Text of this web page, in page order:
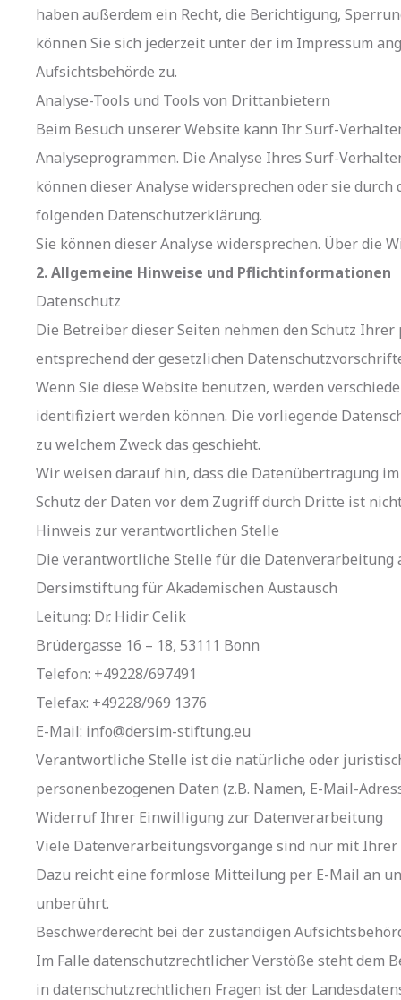
haben außerdem ein Recht, die Berichtigung,
können Sie sich jederzeit unter der im Impressum
Aufsichtsbehörde zu.
Analyse-Tools und Tools von Drittanbietern
Beim Besuch unserer Website kann Ihr Surf-
Analyseprogrammen. Die Analyse Ihres Surf-
können dieser Analyse widersprechen oder sie
folgenden Datenschutzerklärung.
Sie können dieser Analyse widersprechen. Über die
2. Allgemeine Hinweise und Pflichtinformationen
Datenschutz
Die Betreiber dieser Seiten nehmen den Schutz
entsprechend der gesetzlichen
Wenn Sie diese Website benutzen, werden
identifiziert werden können. Die vorliegende
zu welchem Zweck das geschieht.
Wir weisen darauf hin, dass die Datenübertragung
Schutz der Daten vor dem Zugriff durch Dritte ist
Hinweis zur verantwortlichen Stelle
Die verantwortliche Stelle für die Datenverarbeitung
Dersimstiftung für Akademischen Austausch
Leitung: Dr. Hidir Celik
Brüdergasse 16 – 18, 53111 Bonn
Telefon: +49228/697491
Telefax: +49228/969 1376
E-Mail: info@dersim-stiftung.eu
Verantwortliche Stelle ist die natürliche oder
personenbezogenen Daten (z.B. Namen, E-Mail-
Widerruf Ihrer Einwilligung zur Datenverarbeitung
Viele Datenverarbeitungsvorgänge sind nur mit
Dazu reicht eine formlose Mitteilung per E-Mail an
unberührt.
Beschwerderecht bei der zuständigen
Im Falle datenschutzrechtlicher Verstöße steht dem
in datenschutzrechtlichen Fragen ist der